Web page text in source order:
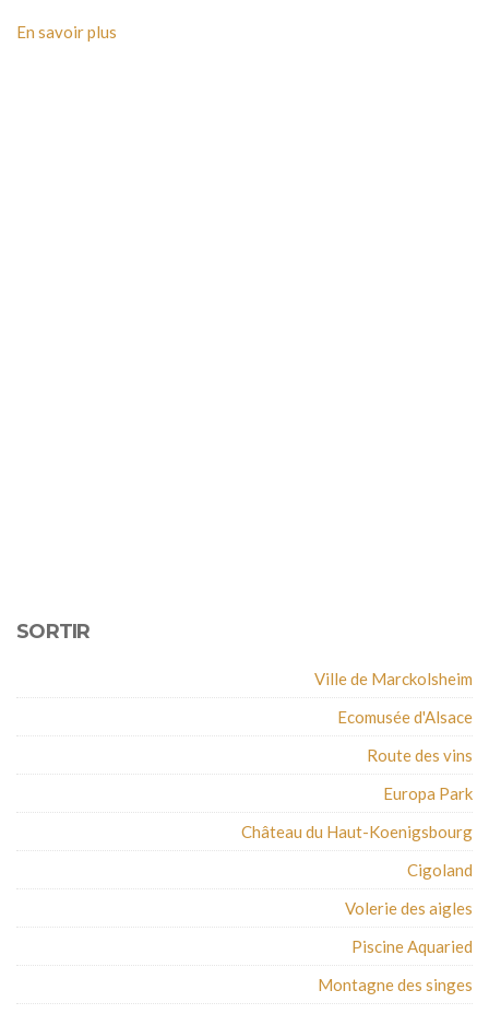
En savoir plus
SORTIR
Ville de Marckolsheim
Ecomusée d'Alsace
Route des vins
Europa Park
Château du Haut-Koenigsbourg
Cigoland
Volerie des aigles
Piscine Aquaried
Montagne des singes